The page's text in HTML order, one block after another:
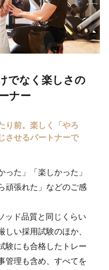
でなく 楽しさの
ナー
前。 楽しく「やろ
させるパートナーで
た」「楽しかった」
頑張れた」などのご感
ッド品質と同じくらい
い採用試験のほか、
験にも合格したトレー
管理も含め、すべてを